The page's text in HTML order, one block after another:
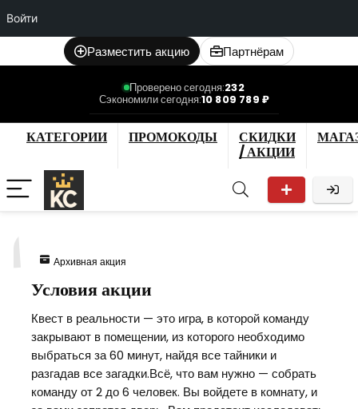
Войти
Разместить акцию Партнёрам
Проверено сегодня:232
Сэкономили сегодня:10 809 789 ₽
КАТЕГОРИИ ПРОМОКОДЫ
СКИДКИ
/ АКЦИИ
Архивная акция
Условия акции
Квест в реальности — это игра, в которой команду
закрывают в помещении, из которого необходимо
выбраться за 60 минут, найдя все тайники и
разгадав все загадки.Всё, что вам нужно — собрать
команду от 2 до 6 человек. Вы войдете в комнату, и